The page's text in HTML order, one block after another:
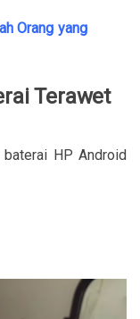
Orang yang
Terawet
HP Android